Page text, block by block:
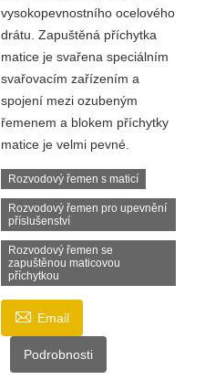
vysokopevnostního ocelového
drátu. Zapuštěná příchytka
matice je svařena speciálním
svařovacím zařízením a
spojení mezi ozubeným
řemenem a blokem příchytky
matice je velmi pevné.
Rozvodový řemen s maticí
Rozvodový řemen pro upevnění
příslušenství
Rozvodový řemen se
zapuštěnou maticovou
příchytkou
 Email
Podrobnosti